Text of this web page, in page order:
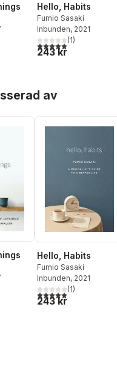
Totalt antal röster:
Hello, Habits
Fumio Sasaki
Inbunden, 2021
5,0utav 5 stjärnor.
(1)
243 kr
av
Totalt antal röster:
Hello, Habits
Fumio Sasaki
Inbunden, 2021
5,0utav 5 stjärnor.
(1)
243 kr